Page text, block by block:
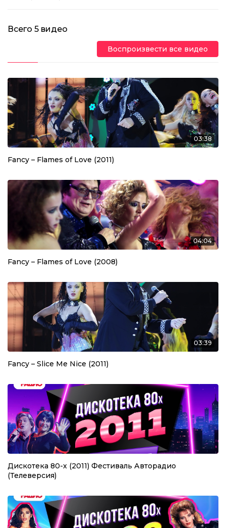
Всего 5 видео
Воспроизвести все видео
03:38
Fancy – Flames of Love (2011)
04:04
Fancy – Flames of Love (2008)
03:39
Fancy – Slice Me Nice (2011)
Дискотека 80-х (2011) Фестиваль Авторадио
(Телеверсия)